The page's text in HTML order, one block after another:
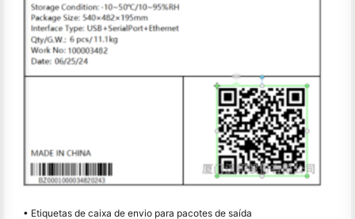
• Etiquetas de caixa de envio para pacotes de saída